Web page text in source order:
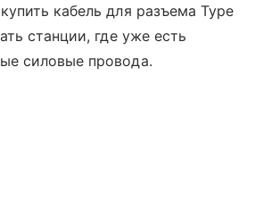
кабель для разъема Type
станции, где уже есть
силовые провода.